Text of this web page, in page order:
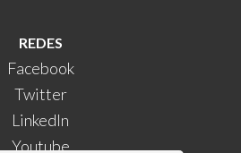
REDES
Facebook
Twitter
LinkedIn
Youtube